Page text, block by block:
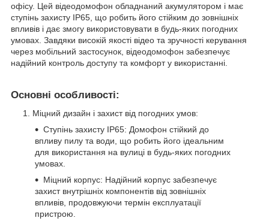
офісу. Цей відеодомофон обладнаний акумулятором і має
ступінь захисту IP65, що робить його стійким до зовнішніх
впливів і дає змогу використовувати в будь-яких погодних
умовах. Завдяки високій якості відео та зручності керування
через мобільний застосунок, відеодомофон забезпечує
надійний контроль доступу та комфорт у використанні.
Основні особливості:
Міцний дизайн і захист від погодних умов:
Ступінь захисту IP65: Домофон стійкий до
впливу пилу та води, що робить його ідеальним
для використання на вулиці в будь-яких погодних
умовах.
Міцний корпус: Надійний корпус забезпечує
захист внутрішніх компонентів від зовнішніх
впливів, продовжуючи термін експлуатації
пристрою.